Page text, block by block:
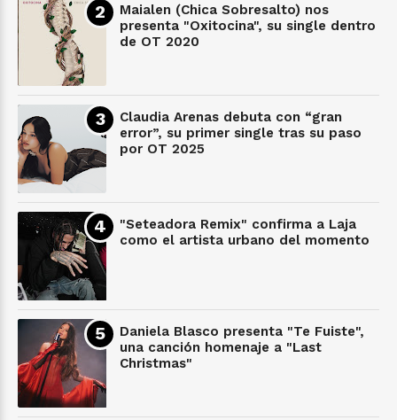
Maialen (Chica Sobresalto) nos
presenta "Oxitocina", su single dentro
de OT 2020
Claudia Arenas debuta con “gran
error”, su primer single tras su paso
por OT 2025
"Seteadora Remix" confirma a Laja
como el artista urbano del momento
Daniela Blasco presenta "Te Fuiste",
una canción homenaje a "Last
Christmas"